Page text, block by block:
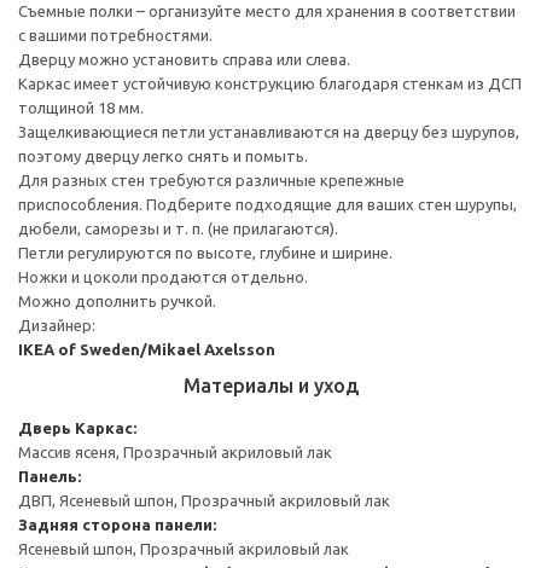
Съемные полки – организуйте место для хранения в соответствии
с вашими потребностями.
Дверцу можно установить справа или слева.
Каркас имеет устойчивую конструкцию благодаря стенкам из ДСП
толщиной 18 мм.
Защелкивающиеся петли устанавливаются на дверцу без шурупов,
поэтому дверцу легко снять и помыть.
Для разных стен требуются различные крепежные
приспособления. Подберите подходящие для ваших стен шурупы,
дюбели, саморезы и т. п. (не прилагаются).
Петли регулируются по высоте, глубине и ширине.
Ножки и цоколи продаются отдельно.
Можно дополнить ручкой.
Дизайнер:
IKEA of Sweden/Mikael Axelsson
Материалы и уход
Дверь Каркас:
Массив ясеня, Прозрачный акриловый лак
Панель:
ДВП, Ясеневый шпон, Прозрачный акриловый лак
Задняя сторона панели:
Ясеневый шпон, Прозрачный акриловый лак